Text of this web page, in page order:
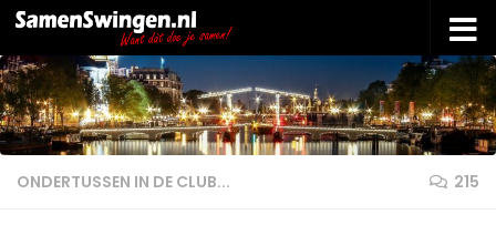
Doorgaan naar inhoud
ONDERTUSSEN IN DE CLUB... 215